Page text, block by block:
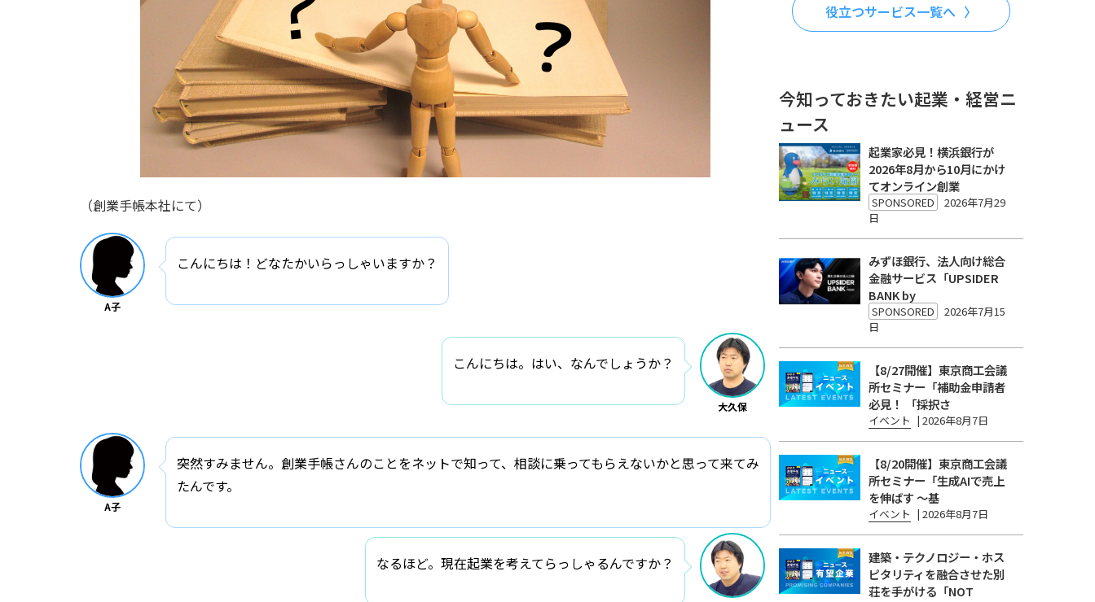
（創業手帳本社にて）
A子
こんにちは！どなたかいらっしゃいますか？
大久保
こんにちは。はい、なんでしょうか？
A子
突然すみません。創業手帳さんのことをネットで知って、相談に乗ってもらえないかと思って来てみ
たんです。
なるほど。現在起業を考えてらっしゃるんですか？
役立つサービス一覧へ
今知っておきたい起業・経営ニ
ュース
起業家必見！横浜銀行が
2026年8月から10月にかけ
てオンライン創業
SPONSORED
2026年7月29
日
みずほ銀行、法人向け総合
金融サービス「UPSIDER
BANK by
SPONSORED
2026年7月15
日
【8/27開催】東京商工会議
所セミナー「補助金申請者
必見！ 「採択さ
イベント | 2026年8月7日
【8/20開催】東京商工会議
所セミナー「生成AIで売上
を伸ばす 〜基
イベント | 2026年8月7日
建築・テクノロジー・ホス
ピタリティを融合させた別
荘を手がける「NOT